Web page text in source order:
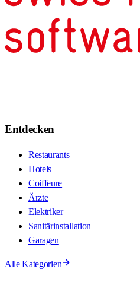
Entdecken
Restaurants
Hotels
Coiffeure
Ärzte
Elektriker
Sanitärinstallation
Garagen
Alle Kategorien